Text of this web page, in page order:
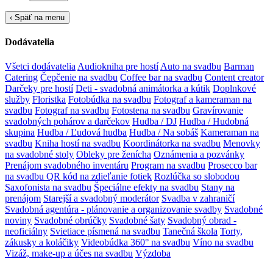
‹ Späť na menu
Dodávatelia
Všetci dodávatelia Audiokniha pre hostí Auto na svadbu Barman
Catering Čepčenie na svadbu Coffee bar na svadbu Content creator
Darčeky pre hostí Deti - svadobná animátorka a kútik Doplnkové
služby Floristka Fotobúdka na svadbu Fotograf a kameraman na
svadbu Fotograf na svadbu Fotostena na svadbu Gravírovanie
svadobných pohárov a darčekov Hudba / DJ Hudba / Hudobná
skupina Hudba / Ľudová hudba Hudba / Na sobáš Kameraman na
svadbu Kniha hostí na svadbu Koordinátorka na svadbu Menovky
na svadobné stoly Obleky pre ženícha Oznámenia a pozvánky
Prenájom svadobného inventáru Program na svadbu Prosecco bar
na svadbu QR kód na zdieľanie fotiek Rozlúčka so slobodou
Saxofonista na svadbu Špeciálne efekty na svadbu Stany na
prenájom Starejší a svadobný moderátor Svadba v zahraničí
Svadobná agentúra - plánovanie a organizovanie svadby Svadobné
noviny Svadobné obrúčky Svadobné šaty Svadobný obrad -
neoficiálny Svietiace písmená na svadbu Tanečná škola Torty,
zákusky a koláčiky Videobúdka 360° na svadbu Víno na svadbu
Vizáž, make-up a účes na svadbu Výzdoba